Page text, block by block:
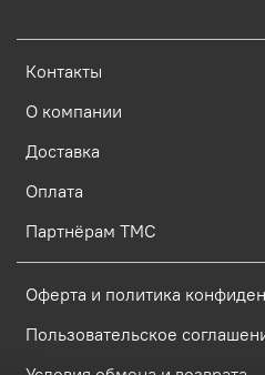
Контакты
О компании
Доставка
Оплата
Партнёрам ТМС
Оферта и политика
Пользовательское